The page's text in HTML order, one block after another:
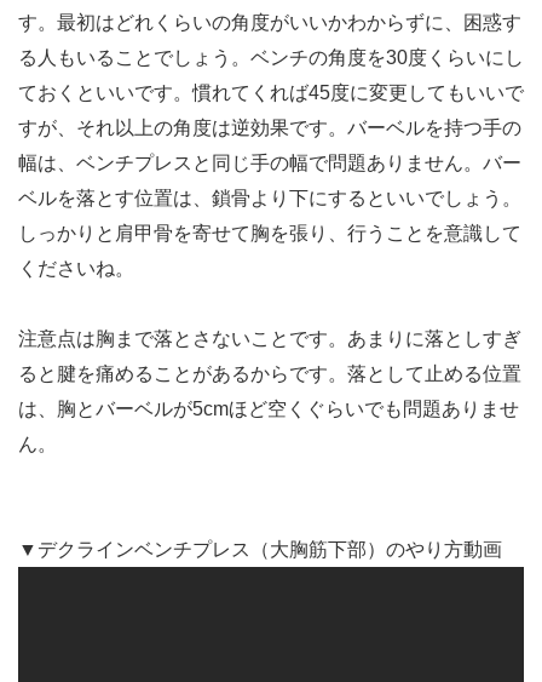
す。最初はどれくらいの角度がいいかわからずに、困惑す
る人もいることでしょう。ベンチの角度を30度くらいにし
ておくといいです。慣れてくれば45度に変更してもいいで
すが、それ以上の角度は逆効果です。バーベルを持つ手の
幅は、ベンチプレスと同じ手の幅で問題ありません。バー
ベルを落とす位置は、鎖骨より下にするといいでしょう。
しっかりと肩甲骨を寄せて胸を張り、行うことを意識して
くださいね。
注意点は胸まで落とさないことです。あまりに落としすぎ
ると腱を痛めることがあるからです。落として止める位置
は、胸とバーベルが5cmほど空くぐらいでも問題ありませ
ん。
▼デクラインベンチプレス（大胸筋下部）のやり方動画